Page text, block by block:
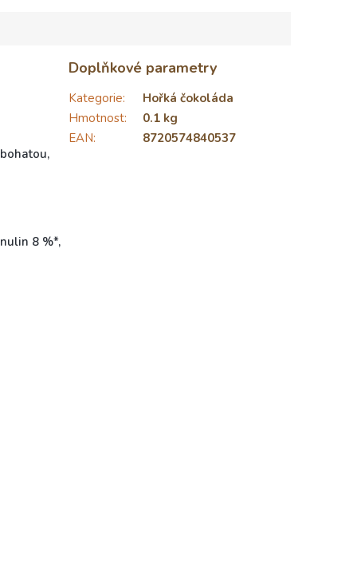
8 %*,
Doplňkové parametry
Kategorie:
Hořká čokoláda
Hmotnost:
0.1 kg
EAN: 8720574840537